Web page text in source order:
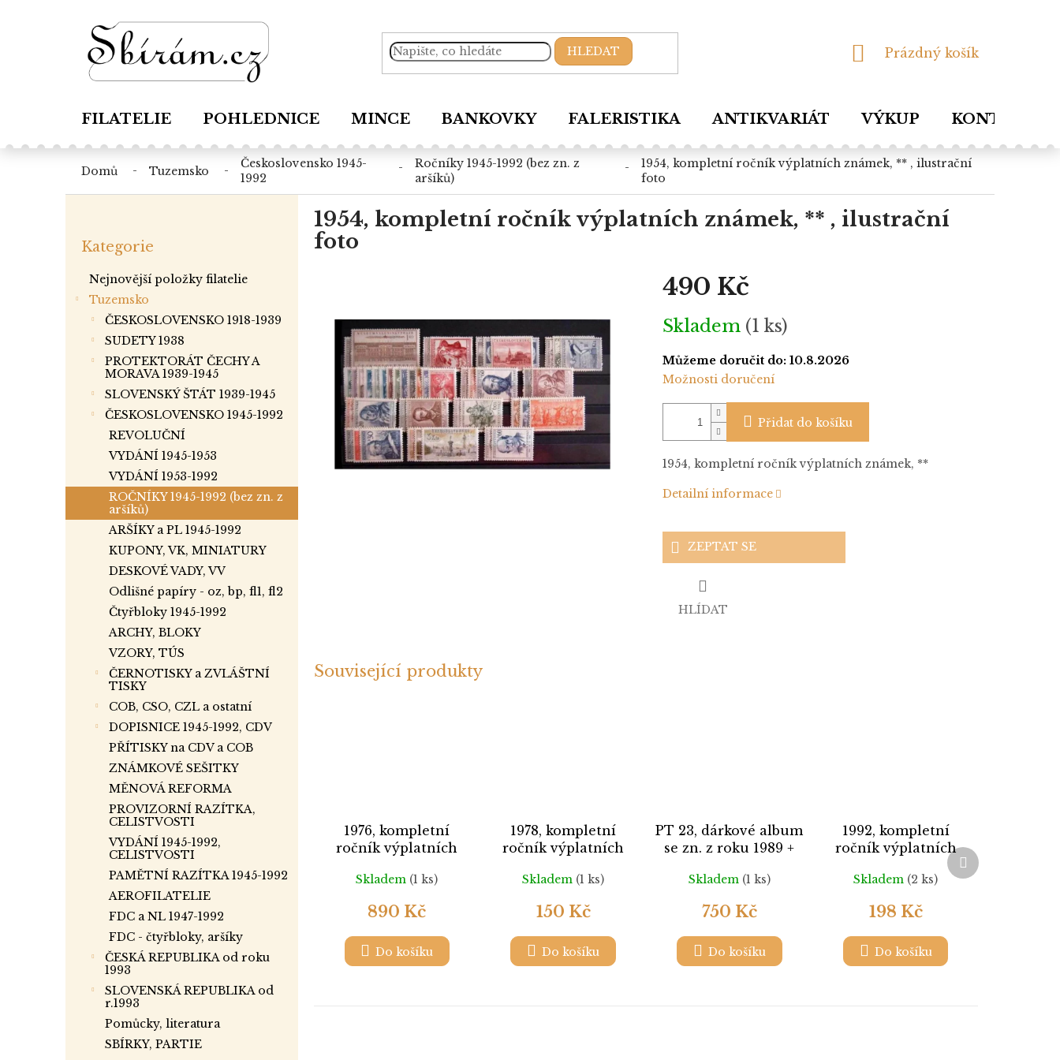
HLEDAT
NÁKUPNÍ
Prázdný košík
FILATELIE POHLEDNICE MINCE BANKOVKY FALERISTIKA ANTIKVARIÁT VÝKUP KONTAKTY
domů tuzemsko
československo 1945-
1992
ročníky 1945-1992 (bez zn. z
aršíků)
1954, kompletní ročník výplatních známek, ** , ilustrační
foto
kategorie
Kategorie
Nejnovější položky filatelie
Tuzemsko
ČESKOSLOVENSKO 1918-1939
SUDETY 1938
PROTEKTORÁT ČECHY A
MORAVA 1939-1945
SLOVENSKÝ ŠTÁT 1939-1945
ČESKOSLOVENSKO 1945-1992
REVOLUČNÍ
VYDÁNÍ 1945-1953
VYDÁNÍ 1953-1992
ROČNÍKY 1945-1992 (bez zn. z
aršíků)
ARŠÍKY a PL 1945-1992
KUPONY, VK, MINIATURY
DESKOVÉ VADY, VV
Odlišné papíry - oz, bp, fl1, fl2
Čtyřbloky 1945-1992
ARCHY, BLOKY
VZORY, TÚS
ČERNOTISKY a ZVLÁŠTNÍ
TISKY
COB, CSO, CZL a ostatní
DOPISNICE 1945-1992, CDV
PŘÍTISKY na CDV a COB
ZNÁMKOVÉ SEŠITKY
MĚNOVÁ REFORMA
PROVIZORNÍ RAZÍTKA,
CELISTVOSTI
VYDÁNÍ 1945-1992,
CELISTVOSTI
PAMĚTNÍ RAZÍTKA 1945-1992
AEROFILATELIE
FDC a NL 1947-1992
FDC - čtyřbloky, aršíky
ČESKÁ REPUBLIKA od roku
1993
SLOVENSKÁ REPUBLIKA od
r.1993
Pomůcky, literatura
SBÍRKY, PARTIE
1954, kompletní ročník výplatních známek, ** , ilustrační
foto
490 Kč
Měrná
cena:
Skladem (1 ks)
Můžeme doručit do: 10.8.2026
Možnosti doručení
Přidat do košíku
1954, kompletní ročník výplatních známek, **
Detailní informace
ZEPTAT SE
HLÍDAT
Související produkty
1976, kompletní
ročník výplatních
ilustrační foto
Skladem (1 ks)
890 Kč
Do košíku
1978, kompletní
ročník výplatních
ilustrační foto
Skladem (1 ks)
150 Kč
Do košíku
PT 23, dárkové album
se zn. z roku 1989 +
Skladem (1 ks)
750 Kč
Do košíku
1992, kompletní
ročník výplatních
ilustrační foto
Skladem (2 ks)
198 Kč
Do košíku
Další
produkt